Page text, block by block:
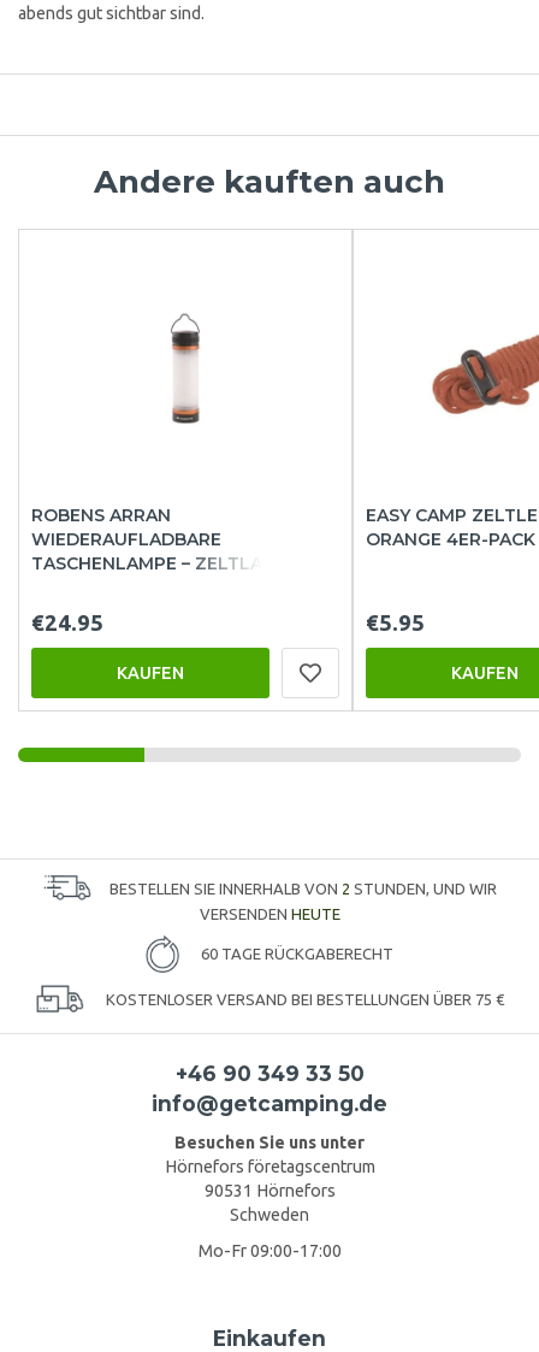
abends gut sichtbar sind.
Andere kauften auch
ROBENS ARRAN
WIEDERAUFLADBARE
TASCHENLAMPE – ZELTLATERNE
€24.95
KAUFEN
EASY CAMP
ORANGE 4ER-PACK
€5.95
KAUFEN
BESTELLEN SIE INNERHALB VON 2 STUNDEN, UND WIR
VERSENDEN HEUTE
60 TAGE RÜCKGABERECHT
KOSTENLOSER VERSAND BEI BESTELLUNGEN ÜBER 75 €
+46 90 349 33 50
info@getcamping.de
Besuchen Sie uns unter
Hörnefors företagscentrum
90531 Hörnefors
Schweden
Mo-Fr 09:00-17:00
Einkaufen